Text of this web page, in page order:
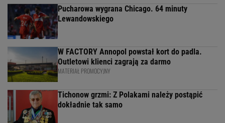
Pucharowa wygrana Chicago. 64 minuty
Lewandowskiego
W FACTORY Annopol powstał kort do padla.
Outletowi klienci zagrają za darmo
MATERIAŁ PROMOCYJNY
Tichonow grzmi: Z Polakami należy postąpić
dokładnie tak samo